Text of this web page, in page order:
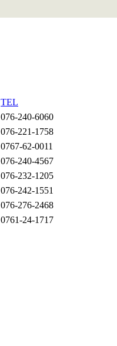
TEL
076-240-6060
076-221-1758
0767-62-0011
076-240-4567
076-232-1205
076-242-1551
076-276-2468
0761-24-1717